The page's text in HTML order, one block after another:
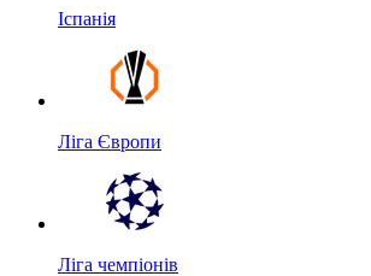
Іспанія
Ліга Європи
Ліга чемпіонів